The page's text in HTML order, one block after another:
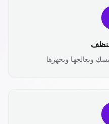
ويعالجها ويجهزها